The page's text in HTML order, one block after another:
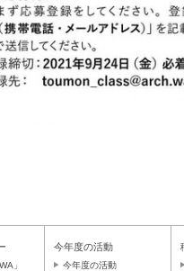
」
今年度の活動
今年度の活動